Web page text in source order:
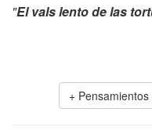
"El vals lento de las
+